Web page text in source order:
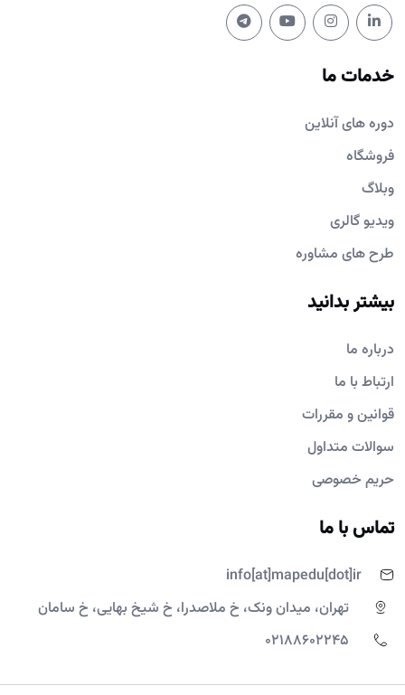
خدمات ما
دوره های آنلاین
فروشگاه
وبلاگ
ویدیو گالری
طرح های مشاوره
بیشتر بدانید
درباره ما
ارتباط با ما
قوانین و مقررات
سوالات متداول
حریم خصوصی
تماس با ما
info[at]mapedu[dot]ir
تهران، میدان ونک، خ ملاصدرا، خ شیخ بهایی، خ سامان
02188602245